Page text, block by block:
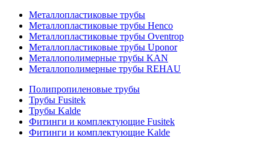
Металлопластиковые трубы
Металлопластиковые трубы Henco
Металлопластиковые трубы Oventrop
Металлопластиковые трубы Uponor
Металлополимерные трубы KAN
Металлополимерные трубы REHAU
Полипропиленовые трубы
Трубы Fusitek
Трубы Kalde
Фитинги и комплектующие Fusitek
Фитинги и комплектующие Kalde